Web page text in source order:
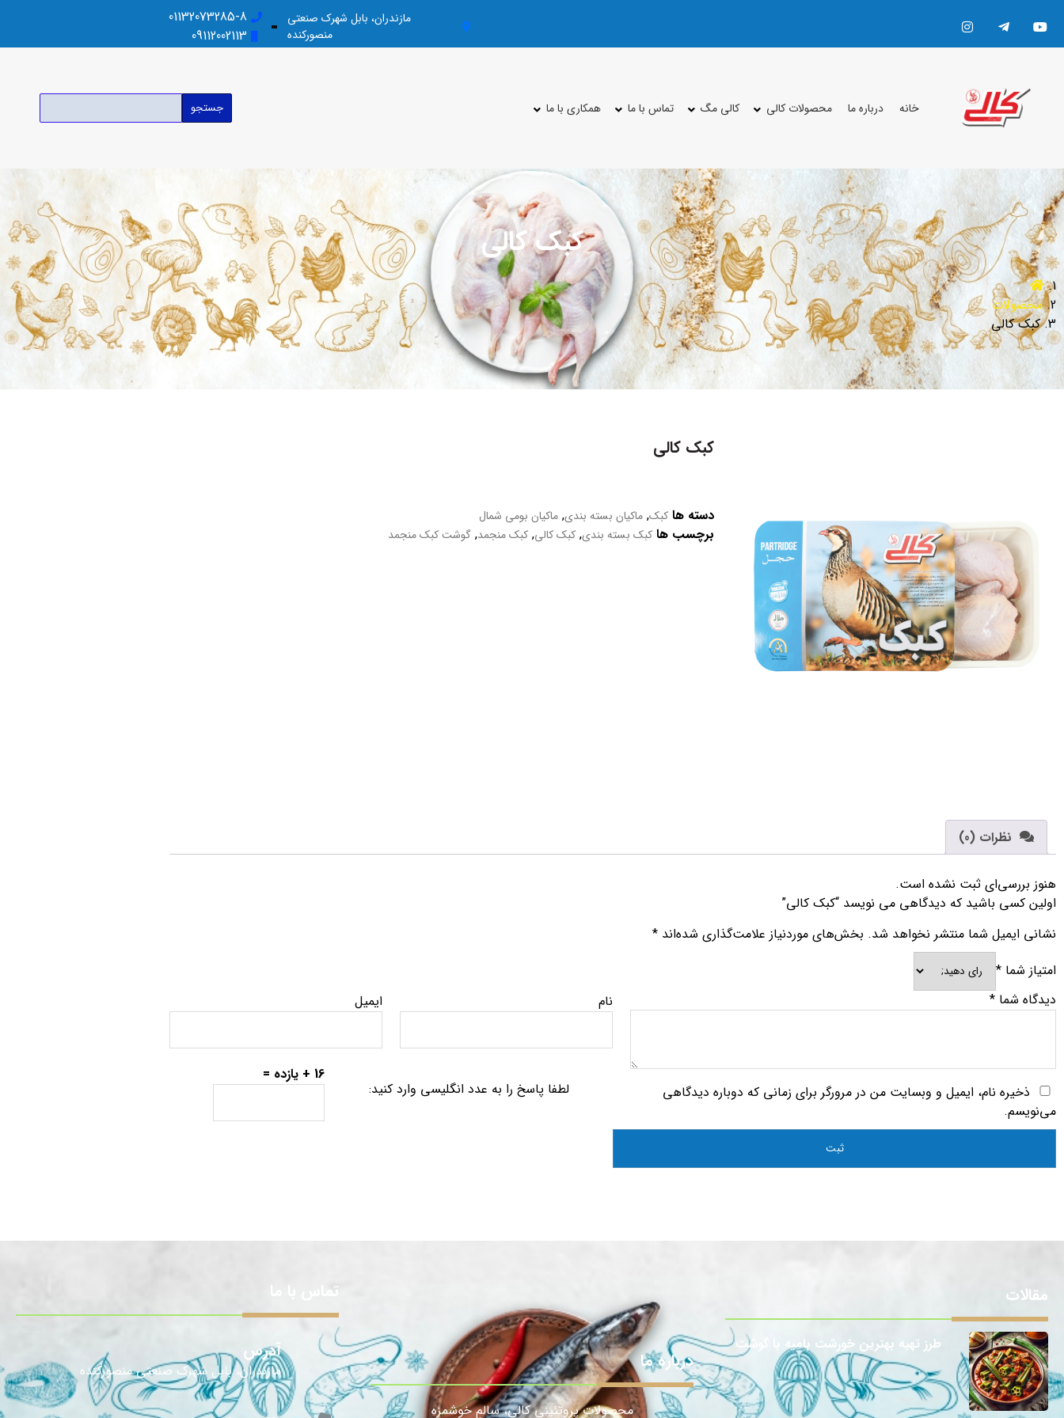
مازندران، بابل شهرک صنعتی
منصورکنده
01132073285-8
09112002113
خانه درباره ما محصولات کالی کالی مگ تماس با ما همکاری با ما جستجو
کبک کالی
محصولات
کبک کالی
کبک کالی
دسته ها کبک, ماکیان بسته بندی, ماکیان بومی شمال
برچسب ها کبک بسته بندی, کبک کالی, کبک منجمد, گوشت کبک منجمد
نظرات (0)
هنوز بررسی‌ای ثبت نشده است.
اولین کسی باشید که دیدگاهی می نویسد “کبک کالی”
نشانی ایمیل شما منتشر نخواهد شد. بخش‌های موردنیاز علامت‌گذاری شده‌اند *
امتیاز شما *
دیدگاه شما * نام ایمیل
ذخیره نام، ایمیل و وبسایت من در مرورگر برای زمانی که دوباره دیدگاهی
می‌نویسم.
لطفا پاسخ را به عدد انگلیسی وارد کنید:
16 + یازده =
مقالات
طرز تهیه بهترین خورشت بامیه با گوشت
12 آبان 1403
درباره ما
محصولات پروتئینی کالی، سالمِ خوشمزه
تماس با ما
آدرس
مازندران، بابل شهرک صنعتی منصورکنده